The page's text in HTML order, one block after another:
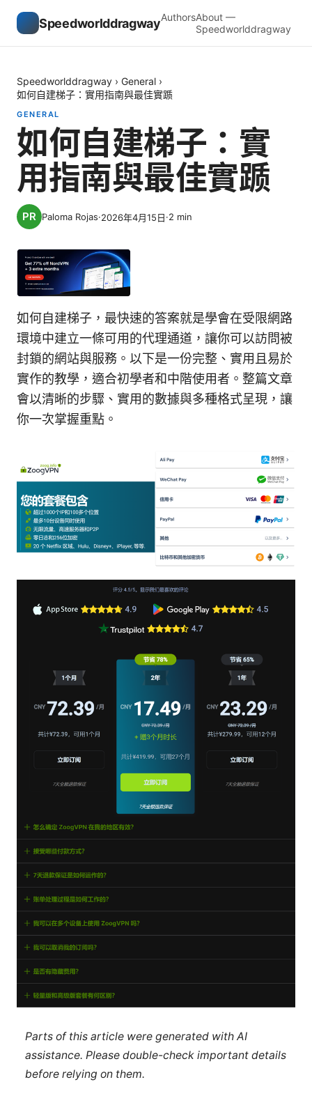
SpeedworlddragwayAuthorsAbout —
Speedworlddragway
Speedworlddragway › General ›
如何自建梯子：實用指南與最佳實踬
GENERAL
如何自建梯子：實
用指南與最佳實踬
Paloma Rojas·2026年4月15日·2 min
如何自建梯子，最快速的答案就是學會在受限網路
環境中建立一條可用的代理通道，讓你可以訪問被
封鎖的網站與服務。以下是一份完整、實用且易於
實作的教學，適合初學者和中階使用者。整篇文章
會以清晰的步驟、實用的數據與多種格式呈現，讓
你一次掌握重點。
Parts of this article were generated with AI
assistance. Please double-check important details
before relying on them.